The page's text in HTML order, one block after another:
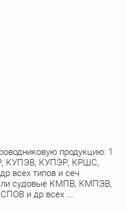
продукцию: 1
КУПЭВ, КУПЭР, КРШС,
всех типов и сеч
судовые КМПВ, КМПЭВ,
и др всех ...